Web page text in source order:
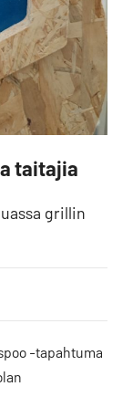
taitajia
grillin
-tapahtuma